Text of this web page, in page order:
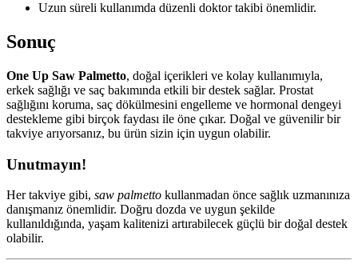
Uzun süreli kullanımda düzenli doktor takibi önemlidir.
Sonuç
One Up Saw Palmetto, doğal içerikleri ve kolay kullanımıyla,
erkek sağlığı ve saç bakımında etkili bir destek sağlar. Prostat
sağlığını koruma, saç dökülmesini engelleme ve hormonal dengeyi
destekleme gibi birçok faydası ile öne çıkar. Doğal ve güvenilir bir
takviye arıyorsanız, bu ürün sizin için uygun olabilir.
Unutmayın!
Her takviye gibi, saw palmetto kullanmadan önce sağlık uzmanınıza
danışmanız önemlidir. Doğru dozda ve uygun şekilde
kullanıldığında, yaşam kalitenizi artırabilecek güçlü bir doğal destek
olabilir.